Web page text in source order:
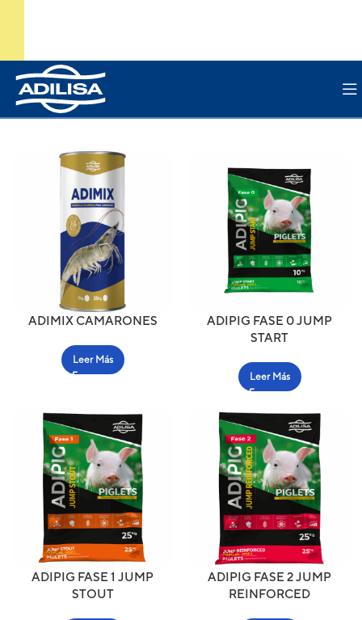
ADIMIX CAMARONES
Leer Más
ADIPIG FASE 0 JUMP
START
Leer Más
ADIPIG FASE 1 JUMP
STOUT
ADIPIG FASE 2 JUMP
REINFORCED